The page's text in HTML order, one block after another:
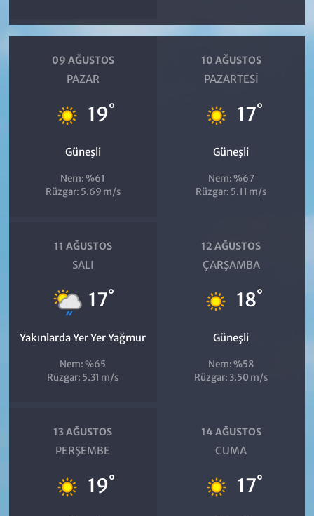
09 AĞUSTOS
PAZAR
19°
Güneşli
Nem: %61
Rüzgar: 5.69 m/s
10 AĞUSTOS
PAZARTESI
17°
Güneşli
Nem: %67
Rüzgar: 5.11 m/s
11 AĞUSTOS
SALI
17°
Yakınlarda Yer Yer Yağmur
Nem: %65
Rüzgar: 5.31 m/s
12 AĞUSTOS
ÇARŞAMBA
18°
Güneşli
Nem: %58
Rüzgar: 3.50 m/s
13 AĞUSTOS
PERŞEMBE
19°
14 AĞUSTOS
CUMA
17°